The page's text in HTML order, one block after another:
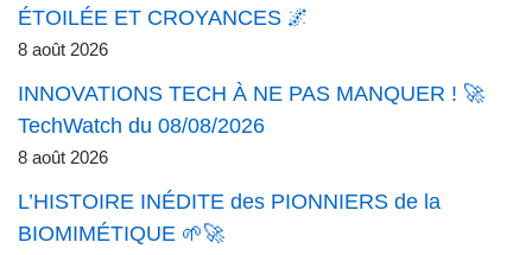
ÉTOILÉE ET CROYANCES 🌌
8 août 2026
INNOVATIONS TECH À NE PAS MANQUER ! 🚀
TechWatch du 08/08/2026
8 août 2026
L’HISTOIRE INÉDITE des PIONNIERS de la
BIOMIMÉTIQUE 🌱🚀